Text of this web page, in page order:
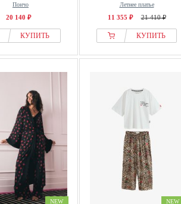
Пончо
20 140 ₽
КУПИТЬ
Летнее платье
11 355 ₽ 21 410 ₽
КУПИТЬ
NEW NEW